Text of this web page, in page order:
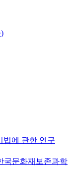
법에 관한 연구
국문화재보존과학